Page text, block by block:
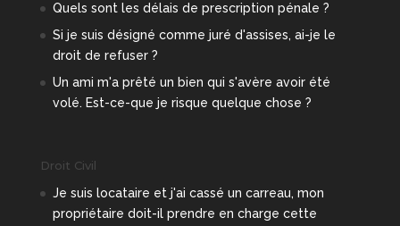
Quels sont les délais de prescription pénale ?
Si je suis désigné comme juré d'assises, ai-je le
droit de refuser ?
Un ami m'a prêté un bien qui s'avère avoir été
volé. Est-ce-que je risque quelque chose ?
Droit Civil
Je suis locataire et j'ai cassé un carreau, mon
propriétaire doit-il prendre en charge cette